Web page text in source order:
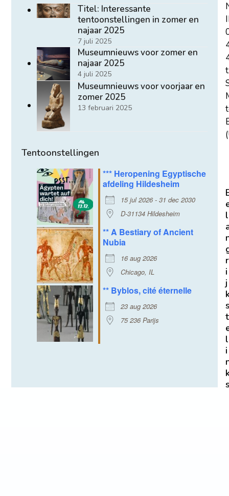
Titel: Interessante
tentoonstellingen in zomer en
najaar 2025
7 juli 2025
Museumnieuws voor zomer en
najaar 2025
4 juli 2025
Museumnieuws voor voorjaar en
zomer 2025
13 februari 2025
Tentoonstellingen
*** Heropening Egyptische
afdeling Hildesheim
15 jul 2026 - 31 dec 2030
D-31134 Hildesheim
** A Bestiary of Ancient
Nubia
16 aug 2026
Chicago, IL
** Byblos, cité éternelle
23 aug 2026
75 236 Parijs
l
r
i
j
t
l
i